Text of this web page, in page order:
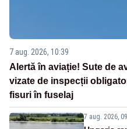
7 aug. 2026, 10:39
Alertă în aviație! Sute de
vizate de inspecții
fisuri în fuselaj
7 aug. 2026,